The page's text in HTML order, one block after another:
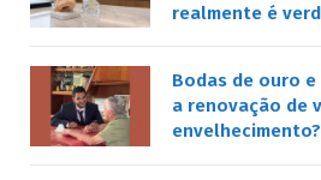
realmente é
Bodas de ouro
a renovação de
envelhecimento?